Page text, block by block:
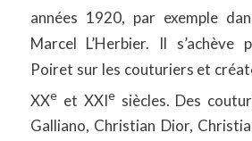
années 1920, par exemple
Marcel L’Herbier. Il s’achève
Poiret sur les couturiers et
XXeet XXIesiècles. Des
Galliano, Christian Dior,